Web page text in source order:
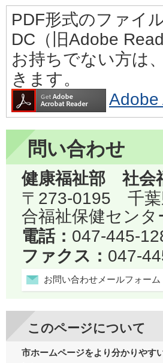
PDF形式のファイ
DC（旧Adobe
お持ちでない方は
きます。
Adobe
問い合わせ
健康福祉部 社会
〒273-0195 千
合福祉保健センタ
電話： 047-445-
ファクス： 047-
お問い合わせメールフォーム
このページについて
市ホームページをより分かりやす